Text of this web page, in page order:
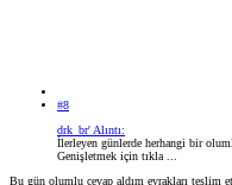
#8
drk_br' Alıntı:
İlerleyen günlerde herhangi bir
Genişletmek için tıkla ...
Bu gün olumlu cevap aldım evrakları teslim